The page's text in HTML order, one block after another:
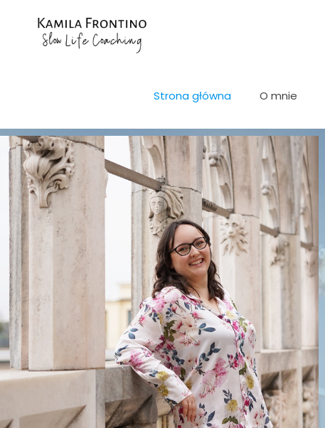
Strona główna O mnie